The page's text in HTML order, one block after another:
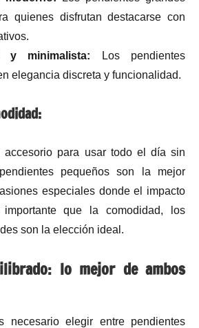
quienes disfrutan destacarse con
y minimalista: Los pendientes
elegancia discreta y funcionalidad.
accesorio para usar todo el día sin
pequeños son la mejor
especiales donde el impacto
que la comodidad, los
son la elección ideal.
lo mejor de ambos
necesario elegir entre pendientes